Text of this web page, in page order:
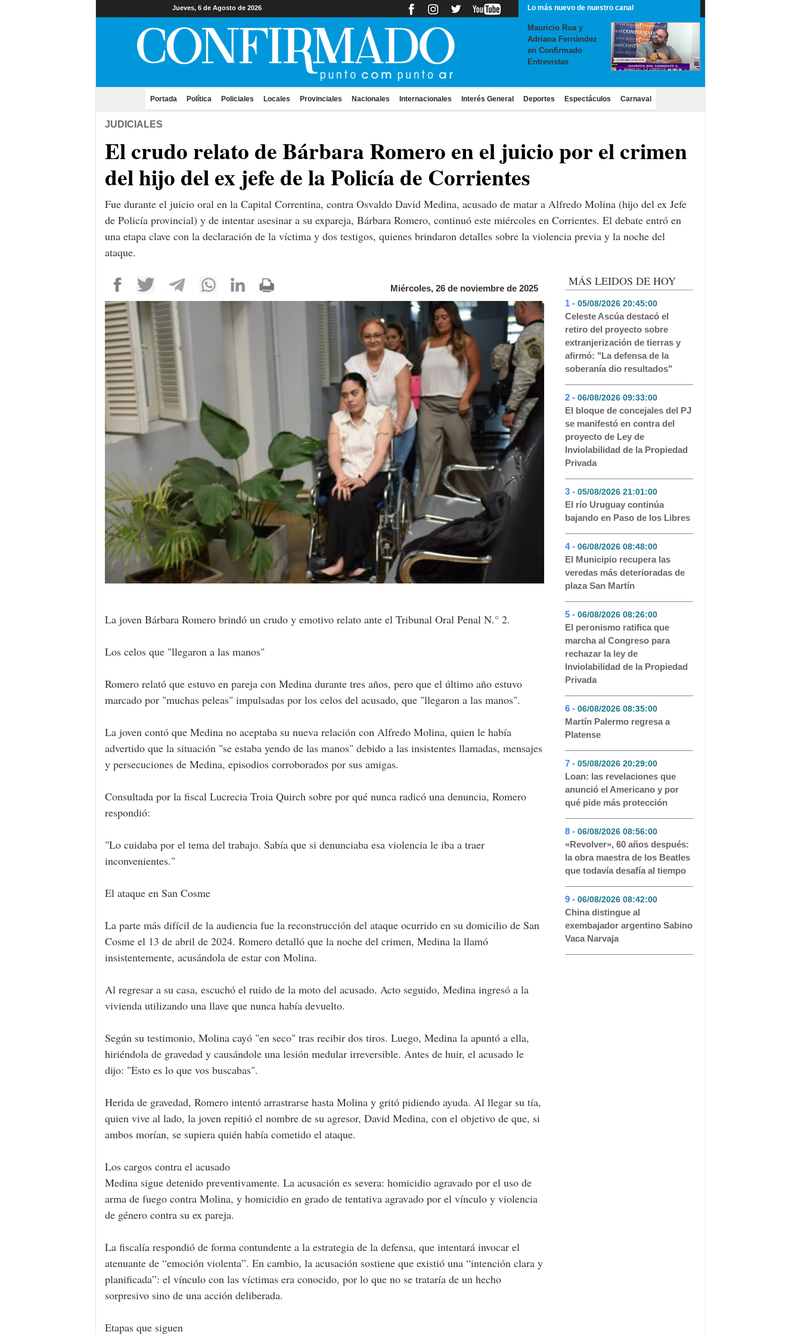
Jueves, 6 de Agosto de 2026 Lo más nuevo de nuestro canal
Mauricio Roa y
Adriana Fernàndez
en Confirmado
Entrevistas
Portada(current)
Política Policiales Locales Provinciales Nacionales Internacionales Interés General Deportes Espectáculos Carnaval
JUDICIALES
El crudo relato de Bárbara Romero en el juicio por el crimen
del hijo del ex jefe de la Policía de Corrientes
Fue durante el juicio oral en la Capital Correntina, contra Osvaldo David Medina, acusado de matar a Alfredo Molina (hijo del ex Jefe
de Policía provincial) y de intentar asesinar a su expareja, Bárbara Romero, continuó este miércoles en Corrientes. El debate entró en
una etapa clave con la declaración de la víctima y dos testigos, quienes brindaron detalles sobre la violencia previa y la noche del
ataque.
Miércoles, 26 de noviembre de 2025
La joven Bárbara Romero brindó un crudo y emotivo relato ante el Tribunal Oral Penal N.° 2.
Los celos que "llegaron a las manos"
Romero relató que estuvo en pareja con Medina durante tres años, pero que el último año estuvo
marcado por "muchas peleas" impulsadas por los celos del acusado, que "llegaron a las manos".
La joven contó que Medina no aceptaba su nueva relación con Alfredo Molina, quien le había
advertido que la situación "se estaba yendo de las manos" debido a las insistentes llamadas, mensajes
y persecuciones de Medina, episodios corroborados por sus amigas.
Consultada por la fiscal Lucrecia Troia Quirch sobre por qué nunca radicó una denuncia, Romero
respondió:
"Lo cuidaba por el tema del trabajo. Sabía que si denunciaba esa violencia le iba a traer
inconvenientes."
El ataque en San Cosme
La parte más difícil de la audiencia fue la reconstrucción del ataque ocurrido en su domicilio de San
Cosme el 13 de abril de 2024. Romero detalló que la noche del crimen, Medina la llamó
insistentemente, acusándola de estar con Molina.
Al regresar a su casa, escuchó el ruido de la moto del acusado. Acto seguido, Medina ingresó a la
vivienda utilizando una llave que nunca había devuelto.
Según su testimonio, Molina cayó "en seco" tras recibir dos tiros. Luego, Medina la apuntó a ella,
hiriéndola de gravedad y causándole una lesión medular irreversible. Antes de huir, el acusado le
dijo: "Esto es lo que vos buscabas".
Herida de gravedad, Romero intentó arrastrarse hasta Molina y gritó pidiendo ayuda. Al llegar su tía,
quien vive al lado, la joven repitió el nombre de su agresor, David Medina, con el objetivo de que, si
ambos morían, se supiera quién había cometido el ataque.
Los cargos contra el acusado
Medina sigue detenido preventivamente. La acusación es severa: homicidio agravado por el uso de
arma de fuego contra Molina, y homicidio en grado de tentativa agravado por el vínculo y violencia
de género contra su ex pareja.
La fiscalía respondió de forma contundente a la estrategia de la defensa, que intentará invocar el
atenuante de “emoción violenta”. En cambio, la acusación sostiene que existió una “intención clara y
planificada”: el vínculo con las víctimas era conocido, por lo que no se trataría de un hecho
sorpresivo sino de una acción deliberada.
Etapas que siguen
MÁS LEIDOS DE HOY
1 - 05/08/2026 20:45:00- 373
Celeste Ascúa destacó el
retiro del proyecto sobre
extranjerización de tierras y
afirmó: "La defensa de la
soberanía dio resultados"
2 - 06/08/2026 09:33:00- 192
El bloque de concejales del PJ
se manifestó en contra del
proyecto de Ley de
Inviolabilidad de la Propiedad
Privada
3 - 05/08/2026 21:01:00- 147
El río Uruguay continúa
bajando en Paso de los Libres
4 - 06/08/2026 08:48:00- 120
El Municipio recupera las
veredas más deterioradas de
plaza San Martín
5 - 06/08/2026 08:26:00- 71
El peronismo ratifica que
marcha al Congreso para
rechazar la ley de
Inviolabilidad de la Propiedad
Privada
6 - 06/08/2026 08:35:00- 51
Martín Palermo regresa a
Platense
7 - 05/08/2026 20:29:00- 45
Loan: las revelaciones que
anunció el Americano y por
qué pide más protección
8 - 06/08/2026 08:56:00- 44
«Revolver», 60 años después:
la obra maestra de los Beatles
que todavía desafía al tiempo
9 - 06/08/2026 08:42:00- 42
China distingue al
exembajador argentino Sabino
Vaca Narvaja